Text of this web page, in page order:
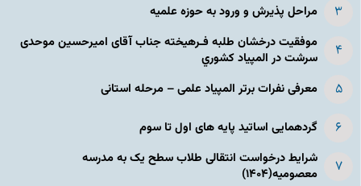
مراحل پذیرش و ورود به حوزه علمیه
موفقیت درخشان طلبه فـرهیخته جناب آقای امیرحسین موحدی
سرشت در المپياد كشوري
معرفی نفرات برتر المپیاد علمی – مرحله استانی
گردهمایی اساتید پایه های اول تا سوم
شرایط درخواست انتقالی طلاب سطح یک به مدرسه
معصومیه(۱۴۰۴)